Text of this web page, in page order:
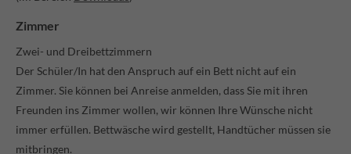
Zimmer
Zwei- und Dreibettzimmern
Der Schüler/In hat den Anspruch auf ein Bett nicht auf ein
Zimmer. Sie können bei Anreise anmelden, dass Sie mit ihren
Freunden ins Zimmer wollen, wir können Ihre Wünsche nicht
immer erfüllen. Bettwäsche wird gestellt, Handtücher müssen sie
mitbringen.